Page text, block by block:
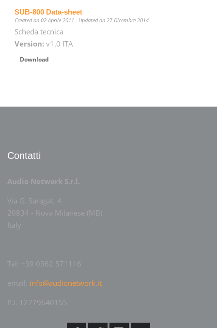
SUB-800 Data-sheet
Created on 02 Aprile 2011 - Updated on 27 Dicembre 2014
Scheda tecnica
Version: v1.0 ITA
Download
Contatti
Audio Network S.r.l.
Via G. Saragat, 4
20834 - Nova Milanese (MB)
Italy
Tel: +39 0362 571116
email: info@audionetwork.it
P.I. 12779640155